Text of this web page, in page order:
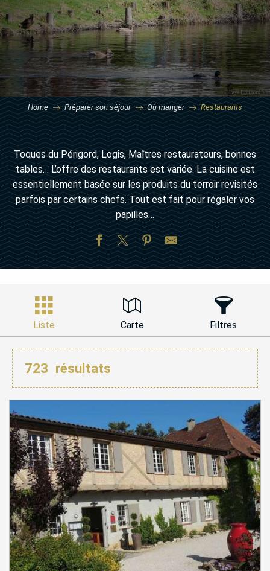
Home Préparer son séjour Où manger Restaurants
Toques du Périgord, Logis, Maîtres restaurateurs, bonnes
tables… L’offre des restaurants est variée. La cuisine est
essentiellement basée sur les produits du terroir revisités
parfois par certains chefs. Tout est fait pour régaler vos
papilles…
Liste Carte Filtres
723 résultats